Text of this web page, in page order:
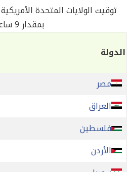
توقيت الولايات المتحدة
بمقدار 9 ساعات
الدولة
مصر
العراق
فلسطين
الأردن